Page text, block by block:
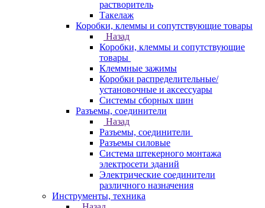
растворитель
Такелаж
Коробки, клеммы и сопутствующие товары
Назад
Коробки, клеммы и сопутствующие
товары
Клеммные зажимы
Коробки распределительные/
установочные и аксессуары
Системы сборных шин
Разъемы, соединители
Назад
Разъемы, соединители
Разъемы силовые
Система штекерного монтажа
электросети зданий
Электрические соединители
различного назначения
Инструменты, техника